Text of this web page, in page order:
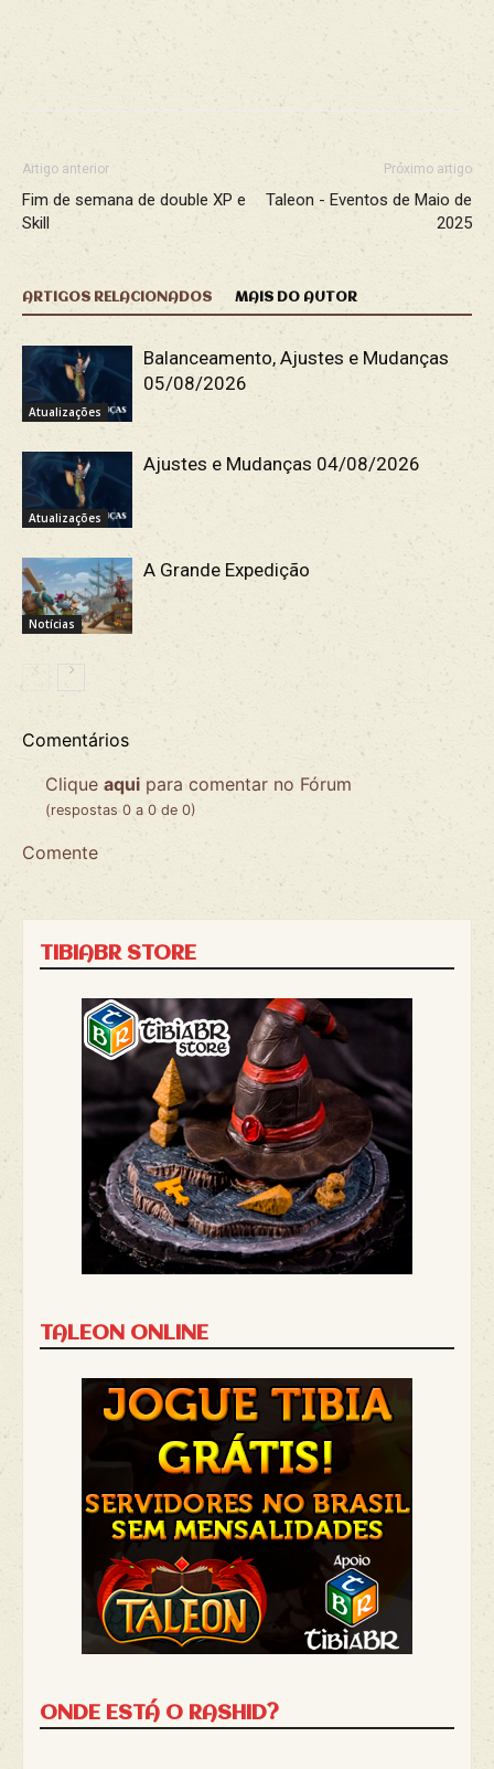
Artigo anterior
Fim de semana de double XP e
Skill
Próximo artigo
Taleon - Eventos de Maio de
2025
ARTIGOS RELACIONADOS MAIS DO AUTOR
Atualizações
Balanceamento, Ajustes e Mudanças
05/08/2026
Atualizações
Ajustes e Mudanças 04/08/2026
Notícias
A Grande Expedição
Comentários
Clique aqui para comentar no Fórum
(respostas 0 a 0 de 0)
Comente
TIBIABR STORE
TALEON ONLINE
ONDE ESTÁ O RASHID?